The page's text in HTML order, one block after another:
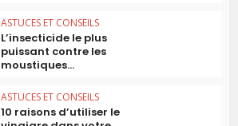
ASTUCES ET CONSEILS
L’insecticide le plus
puissant contre les
moustiques...
ASTUCES ET CONSEILS
10 raisons d’utiliser le